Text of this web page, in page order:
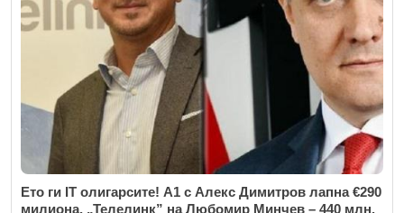
Ето ги IT олигарсите! А1 с Алекс Димитров лапна €290
милиона, „Телелинк” на Любомир Минчев – 440 млн.